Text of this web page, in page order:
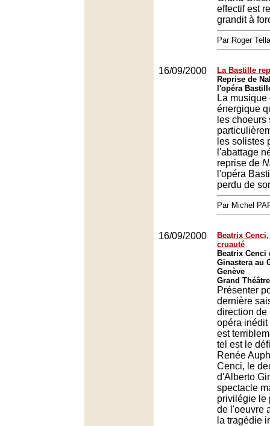
effectif est
grandit à
Par Roger
16/09/2000
La Bastille
Reprise de
l'opéra
La musique
énergique
les choeurs
les solistes
l'abattage
reprise de
l'opéra
perdu de
Par Michel
16/09/2000
Beatrix
cruauté
Beatrix Cenci
Ginastera au
Genève
Grand
Présenter
dernière
direction de
opéra inédit
est
tel est le
Renée
Cenci, le
d'Alberto
spectacle
privilégie le
de l'oeuvre
la tragédie